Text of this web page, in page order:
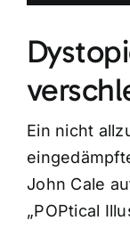
Ein nicht
John Cale
„POPtical